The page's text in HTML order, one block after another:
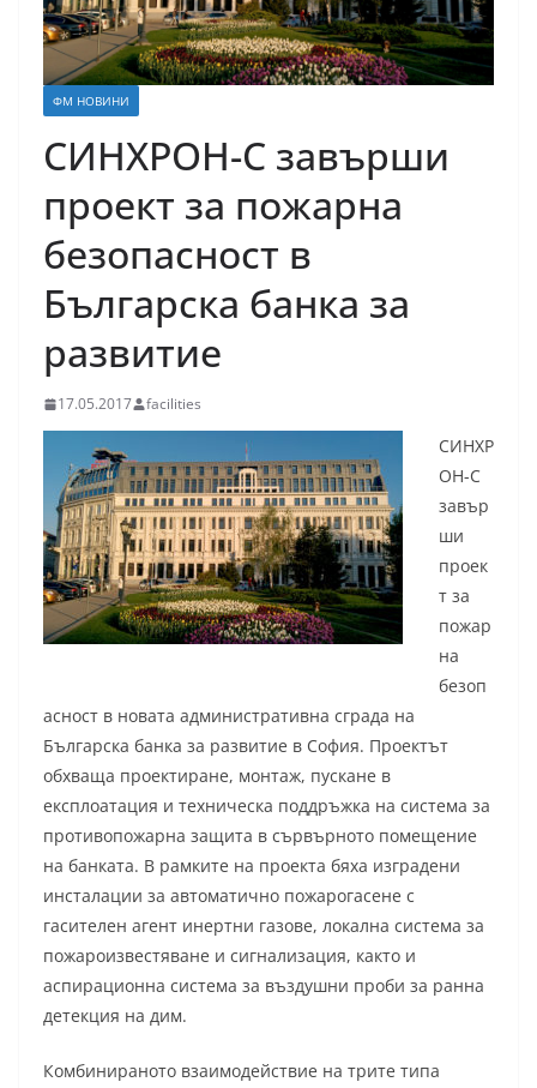
ФМ НОВИНИ
СИНХРОН-С завърши
проект за пожарна
безопасност в
Българска банка за
развитие
17.05.2017 facilities
СИНХР
ОН-С
завър
ши
проек
т за
пожар
на
безоп
асност в новата административна сграда на
Българска банка за развитие в София. Проектът
обхваща проектиране, монтаж, пускане в
експлоатация и техническа поддръжка на система за
противопожарна защита в сървърното помещение
на банката. В рамките на проекта бяха изградени
инсталации за автоматично пожарогасене с
гасителен агент инертни газове, локална система за
пожароизвестяване и сигнализация, както и
аспирационна система за въздушни проби за ранна
детекция на дим.
Комбинираното взаимодействие на трите типа